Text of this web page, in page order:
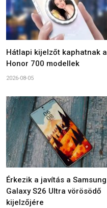
Hátlapi kijelzőt kaphatnak a
Honor 700 modellek
2026-08-05
Érkezik a javítás a Samsung
Galaxy S26 Ultra vörösödő
kijelzőjére